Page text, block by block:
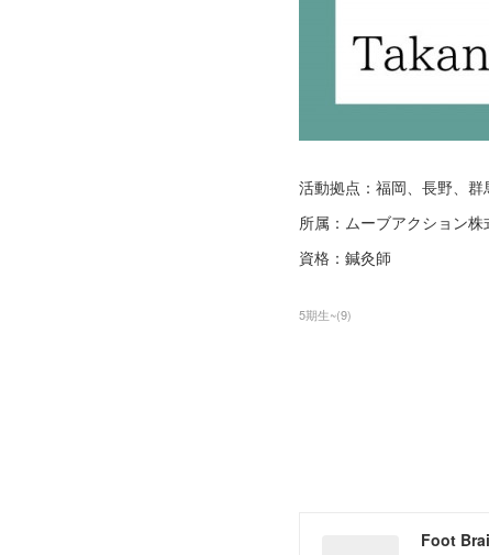
活動拠点：福岡、長野、群
所属：ムーブアクション株
資格：鍼灸師
5期生~(9)
Foot